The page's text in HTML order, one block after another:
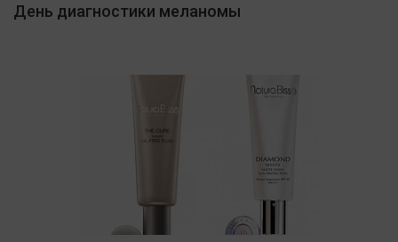
День диагностики меланомы